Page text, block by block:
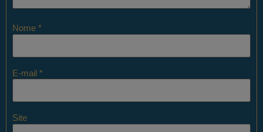
Nome *
E-mail *
Site